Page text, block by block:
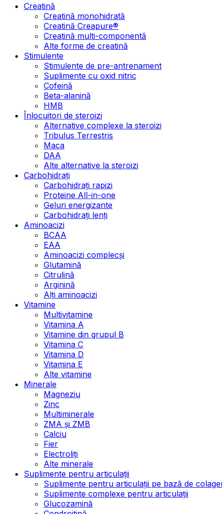
Creatină
Creatină monohidrată
Creatină Creapure®
Creatină multi-componentă
Alte forme de creatină
Stimulente
Stimulente de pre-antrenament
Suplimente cu oxid nitric
Cofeină
Beta-alanină
HMB
Înlocuitori de steroizi
Alternative complexe la steroizi
Tribulus Terrestris
Maca
DAA
Alte alternative la steroizi
Carbohidrați
Carbohidrați rapizi
Proteine All-in-one
Geluri energizante
Carbohidrați lenți
Aminoacizi
BCAA
EAA
Aminoacizi complecși
Glutamină
Citrulină
Arginină
Alți aminoacizi
Vitamine
Multivitamine
Vitamina A
Vitamine din grupul B
Vitamina C
Vitamina D
Vitamina E
Alte vitamine
Minerale
Magneziu
Zinc
Multiminerale
ZMA și ZMB
Calciu
Fier
Electroliți
Alte minerale
Suplimente pentru articulații
Suplimente pentru articulații pe bază de
Suplimente complexe pentru articulații
Glucozamină